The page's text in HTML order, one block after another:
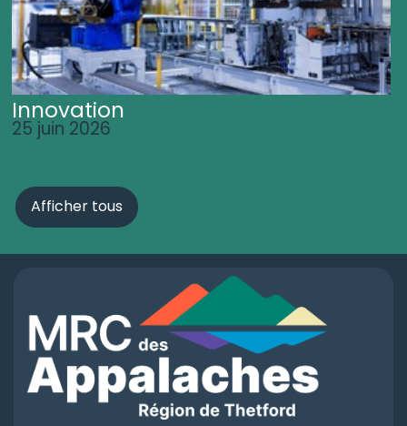
Innovation
25 juin 2026
Afficher tous